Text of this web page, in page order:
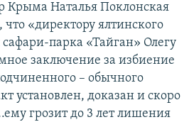
Крыма Наталья Поклонская
«директору ялтинского
парка «Тайган» Олегу
заключение за избиение
– обычного
установлен, доказан и скоро
грозит до 3 лет лишения